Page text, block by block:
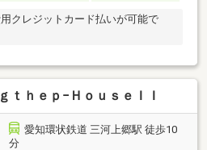
クレジットカード払いが可能で
ｔｈｅｐ−ＨｏｕｓｅＩＩ
愛知環状鉄道 三河上郷駅 徒歩10
分